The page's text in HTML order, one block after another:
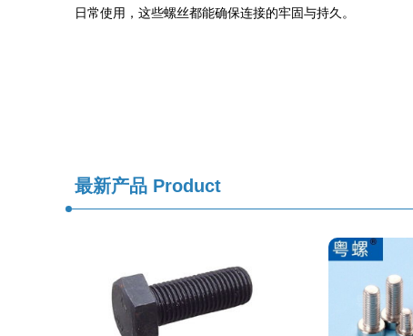
日常使用，这些螺丝都能确保连接的牢固与持久。
最新产品 Product